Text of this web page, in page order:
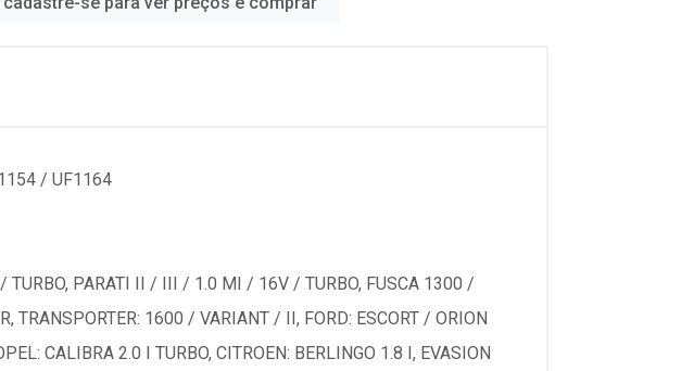
/ UF1164
TURBO, PARATI II / III / 1.0 MI / 16V / TURBO, FUSCA 1300 /
TRANSPORTER: 1600 / VARIANT / II, FORD: ESCORT / ORION
CALIBRA 2.0 I TURBO, CITROEN: BERLINGO 1.8 I, EVASION